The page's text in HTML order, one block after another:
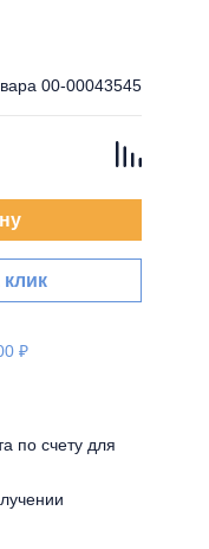
00-00043545
клик
₽
по счету для